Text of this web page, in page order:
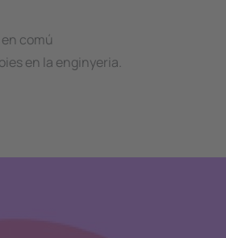
comú
en la enginyeria.